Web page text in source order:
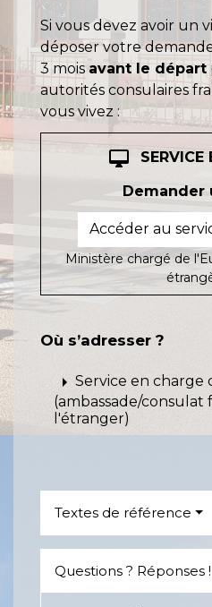
Si vous devez avoir un
déposer votre
3 moisavant le départ
autorités consulaires
vous vivez :
desktop_mac
SERVICE
Demander
Accéder au
Ministère chargé de
Où s’adresser ?
arrow_right Service en charge
(ambassade/consulat
l'étranger)
Textes de référence
Questions ? Réponses !